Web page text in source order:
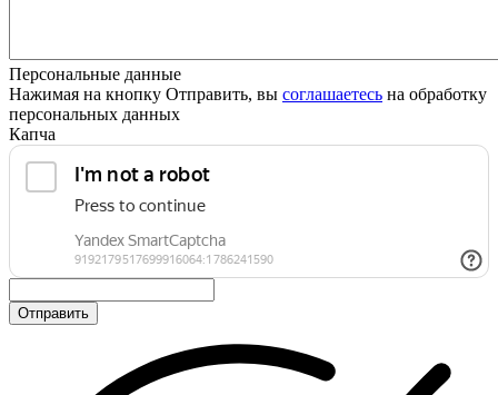
Персональные данные
Нажимая на кнопку Отправить, вы соглашаетесь на обработку
персональных данных
Капча
Отправить